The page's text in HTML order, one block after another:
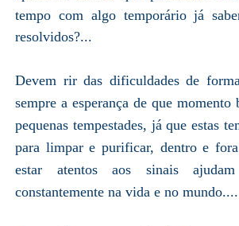
tempo com algo temporário já
resolvidos?...
Devem rir das dificuldades de
sempre a esperança de que momento
pequenas tempestades, já que estas
para limpar e purificar, dentro e
estar atentos aos sinais
constantemente na vida e no mundo....